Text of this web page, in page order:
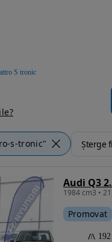
S tronic
s-tronic" Șterge
Audi Q3
Promovat